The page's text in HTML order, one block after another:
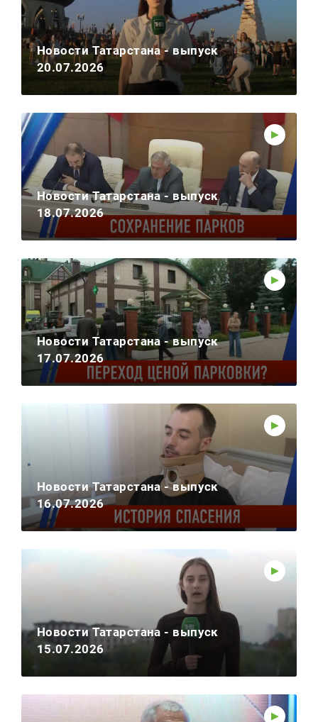
Новости Татарстана - выпуск
20.07.2026
Новости Татарстана - выпуск
18.07.2026
Новости Татарстана - выпуск
17.07.2026
Новости Татарстана - выпуск
16.07.2026
Новости Татарстана - выпуск
15.07.2026